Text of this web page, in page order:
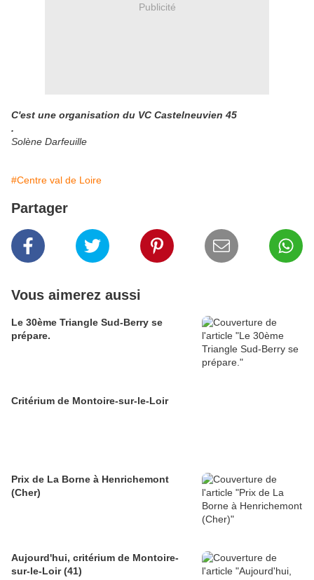
Publicité
C'est une organisation du VC Castelneuvien 45
.
Solène Darfeuille
#Centre val de Loire
Partager
Vous aimerez aussi
Le 30ème Triangle Sud-Berry se
prépare.
Critérium de Montoire-sur-le-Loir
Prix de La Borne à Henrichemont
(Cher)
Aujourd'hui, critérium de Montoire-
sur-le-Loir (41)